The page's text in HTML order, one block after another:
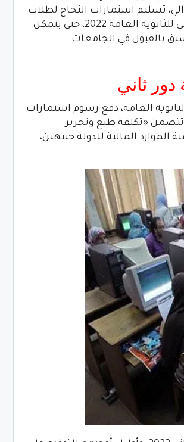
تسليم استمارات النجاح لطلاب
الثانوية العامة دور ثاني 2022، الذين اجتازوا امتحانات الدور الثاني للثانوية العامة 2022، حتى يتمكن
بالقبول في الجامعات
دور ثاني
العامة، دفع رسوم استمارات
الدور الثاني 2022، 65 جنيًها، التي تتضمن «تكلفة طبع وتحرير
9 جنيهات، رسم تنمية الموارد المالية للدولة جنيهين،